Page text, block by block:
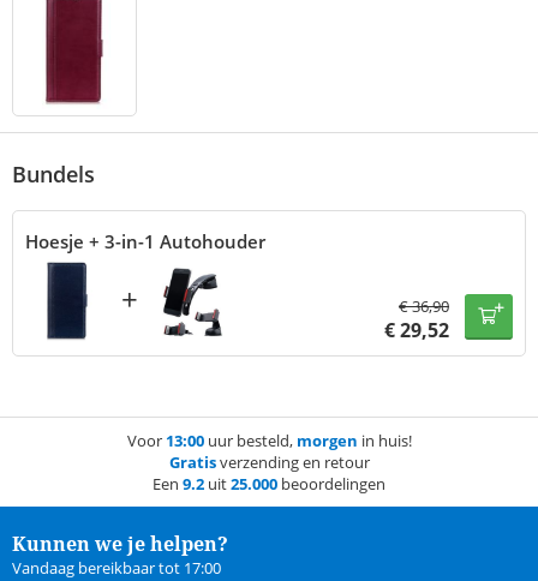
Bundels
Hoesje + 3-in-1 Autohouder
+ €36,90
€29,52
Voor 13:00uur besteld, morgen in huis!
Gratisverzending en retour
Een 9.2 uit25.000 beoordelingen
Kunnen we je helpen?
Vandaag bereikbaar tot 17:00